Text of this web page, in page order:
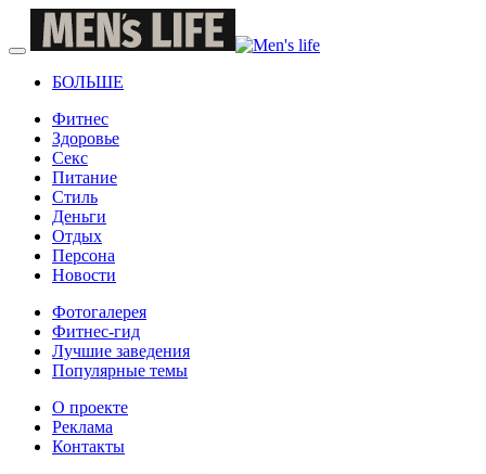
БОЛЬШЕ
Фитнес
Здоровье
Секс
Питание
Стиль
Деньги
Отдых
Персона
Новости
Фотогалерея
Фитнес-гид
Лучшие заведения
Популярные темы
О проекте
Реклама
Контакты